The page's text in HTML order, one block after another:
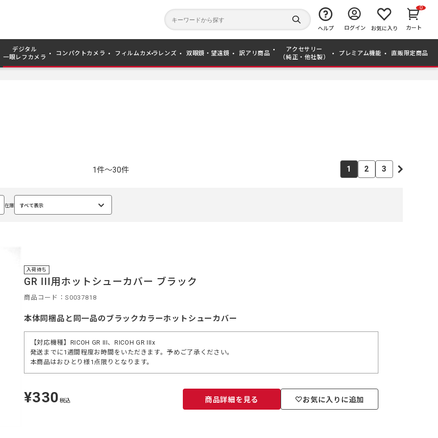
か
ら
検
索
す
る
ヘルプ ログイン お気に入り
0
カート
デジタル
一眼レフカメラ
コンパクトカメラ フィルムカメラ レンズ 双眼鏡・望遠鏡 訳アリ商品
アクセサリー
（純正・他社製）
プレミアム機能 直販限定商品
1件～30件 1 2 3
在庫 すべて表示
選
択
入荷待ち
GR III用ホットシューカバー ブラック
商品コード：S0037818
本体同梱品と同一品のブラックカラーホットシューカバー
【対応機種】RICOH GR III、RICOH GR IIIx
発送までに1週間程度お時間をいただきます。予めご了承ください。
本商品はおひとり様1点限りとなります。
定
価
¥330 税込 商品詳細を見る お気に入りに追加